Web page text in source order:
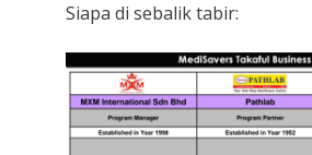
Siapa di sebalik tabir: